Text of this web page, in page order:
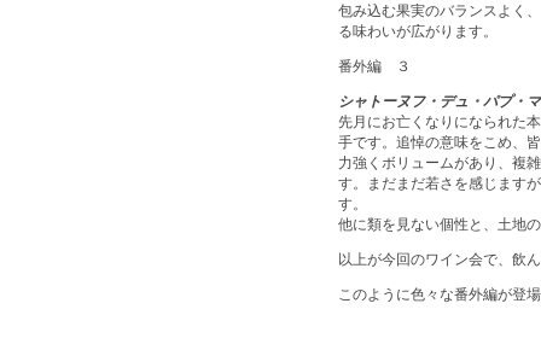
包み込む果実のバランスよく
る味わいが広がります。
番外編 ３
シャトーヌフ・デュ・パプ
先月にお亡くなりになられた
手です。追悼の意味をこめ、
力強くボリュームがあり、複
す。まだまだ若さを感じます
す。
他に類を見ない個性と、土地
以上が今回のワイン会で、飲
このように色々な番外編が登